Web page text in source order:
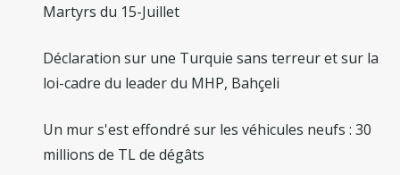
Martyrs du 15-Juillet
Déclaration sur une Turquie sans terreur et sur la
loi-cadre du leader du MHP, Bahçeli
Un mur s'est effondré sur les véhicules neufs : 30
millions de TL de dégâts